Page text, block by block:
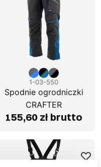
1-03-550
Spodnie ogrodniczki
CRAFTER
155,60 zł brutto